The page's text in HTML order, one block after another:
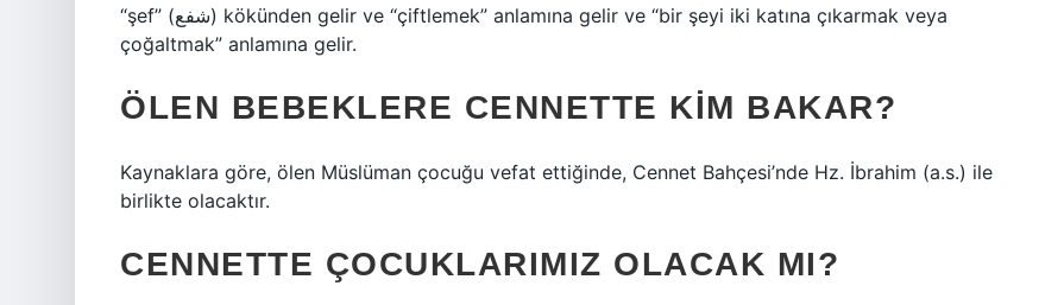
“şef” (شفع) kökünden gelir ve “çiftlemek” anlamına gelir ve “bir şeyi iki katına çıkarmak veya
çoğaltmak” anlamına gelir.
ÖLEN BEBEKLERE CENNETTE KIM BAKAR?
Kaynaklara göre, ölen Müslüman çocuğu vefat ettiğinde, Cennet Bahçesi’nde Hz. İbrahim (a.s.) ile
birlikte olacaktır.
CENNETTE ÇOCUKLARIMIZ OLACAK MI?